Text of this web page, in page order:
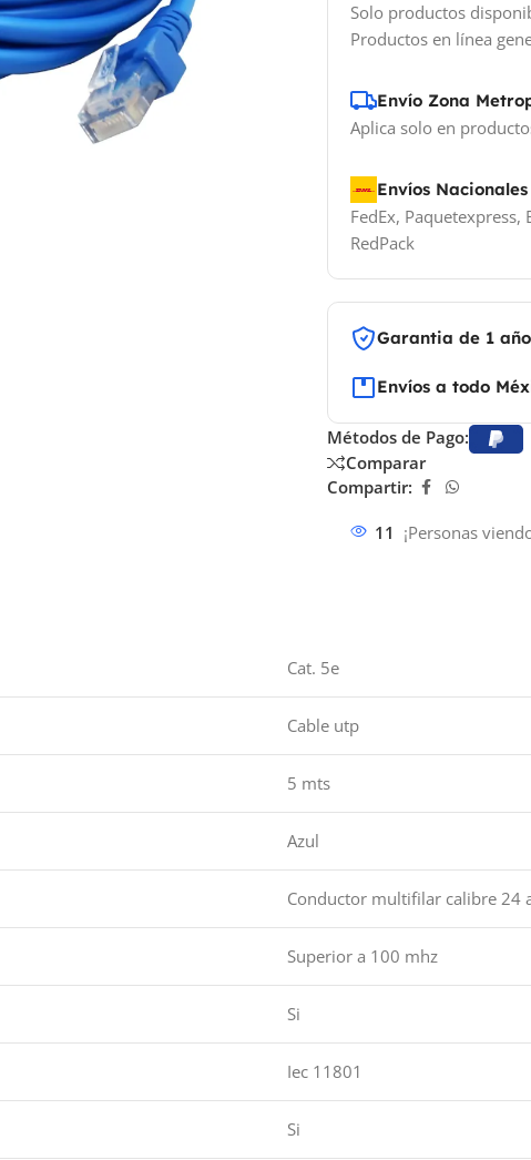
Solo productos
Productos en línea
Envío Zona
Aplica solo en
Envíos Nacionales
FedEx, Paquetexpress,
RedPack
Garantia de 1 año
Envíos a todo
Métodos de Pago:
Comparar
Compartir:
11 ¡Personas
Cat. 5e
Cable utp
5 mts
Azul
Conductor multifilar calibre 24
Superior a 100 mhz
Si
Iec 11801
Si